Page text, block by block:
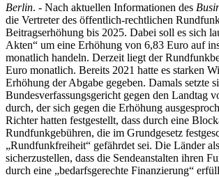
Berlin. - Nach aktuellen Informationen des
die Vertreter des öffentlich-rechtlichen
Beitragserhöhung bis 2025. Dabei soll es sich
Akten“ um eine Erhöhung von 6,83 Euro auf
monatlich handeln. Derzeit liegt der
Euro monatlich. Bereits 2021 hatte es starken
Erhöhung der Abgabe gegeben. Damals setzte
Bundesverfassungsgericht gegen den Landtag
durch, der sich gegen die Erhöhung
Richter hatten festgestellt, dass durch eine
Rundfunkgebühren, die im Grundgesetz
„Rundfunkfreiheit“ gefährdet sei. Die Länder
sicherzustellen, dass die Sendeanstalten ihren
durch eine „bedarfsgerechte Finanzierung“